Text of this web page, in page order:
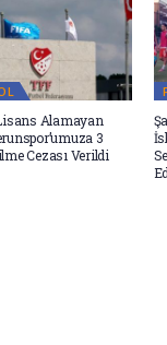
Alamayan
3
Cezası Verildi